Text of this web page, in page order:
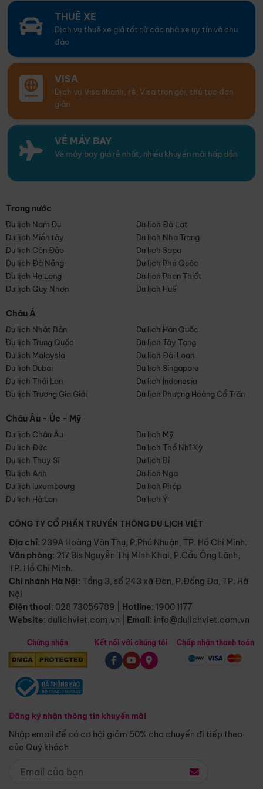
THUÊ XE
Dịch vụ thuê xe giá tốt từ các nhà xe uy tín và chu
đáo
VISA
Dịch vụ Visa nhanh, rẻ. Visa trọn gói, thủ tục đơn
giản
VÉ MÁY BAY
Vé máy bay giá rẻ nhất, nhiều khuyến mãi hấp dẫn
Trong nước
Du lịch Nam Du
Du lịch Đà Lạt
Du lịch Miền tây
Du lịch Nha Trang
Du lịch Côn Đảo
Du lịch Sapa
Du lịch Đà Nẵng
Du lịch Phú Quốc
Du lịch Hạ Long
Du lịch Phan Thiết
Du lịch Quy Nhơn
Du lịch Huế
Châu Á
Du lịch Nhật Bản
Du lịch Hàn Quốc
Du lịch Trung Quốc
Du lịch Tây Tạng
Du lịch Malaysia
Du lịch Đài Loan
Du lịch Dubai
Du lịch Singapore
Du lịch Thái Lan
Du lịch Indonesia
Du lịch Trương Gia Giới
Du lịch Phượng Hoàng Cổ Trấn
Châu Âu - Úc - Mỹ
Du lịch Châu Âu
Du lịch Mỹ
Du lịch Đức
Du lịch Thổ Nhĩ Kỳ
Du lịch Thụy Sĩ
Du lịch Bỉ
Du lịch Anh
Du lịch Nga
Du lịch luxembourg
Du lịch Pháp
Du lịch Hà Lan
Du lịch Ý
CÔNG TY CỔ PHẦN TRUYỀN THÔNG DU LỊCH VIỆT
Địa chỉ: 239A Hoàng Văn Thụ, P.Phú Nhuận, TP. Hồ Chí Minh.
Văn phòng: 217 Bis Nguyễn Thị Minh Khai, P.Cầu Ông Lãnh,
TP. Hồ Chí Minh.
Chi nhánh Hà Nội: Tầng 3, số 243 xã Đàn, P.Đống Đa, TP. Hà
Nội
Điện thoại: 028 73056789 Hotline: 1900 1177
Website: dulichviet.com.vn Email: info@dulichviet.com.vn
Chứng nhận
Đăng ký nhận thông tin khuyến mãi
Nhập email để có cơ hội giảm 50% cho chuyến đi tiếp theo
của Quý khách
Kết nối với chúng tôi Chấp nhận thanh toán